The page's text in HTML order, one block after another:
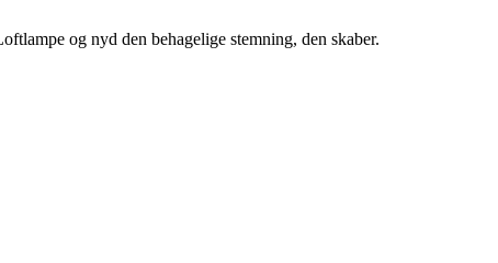
og nyd den behagelige stemning, den skaber.